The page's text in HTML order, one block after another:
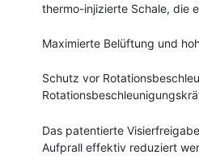
thermo-injizierte Schale, die
Maximierte Belüftung und
Schutz vor
Das patentierte
Aufprall effektiv reduziert